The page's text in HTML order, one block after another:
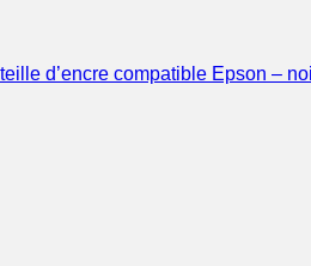
d’encre compatible Epson –